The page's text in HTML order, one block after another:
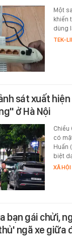
Một
khiến
dùng
TEK-
sát xuất
ở Hà Nội
có
Huấn
biệt
XÃ HỘI
bạn gái chửi,
ngã xe giữa